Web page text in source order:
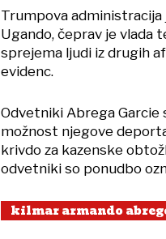
Trumpova administracija
Ugando, čeprav je vlada
sprejema ljudi iz drugih
evidenc.
Odvetniki Abrega Garcie
možnost njegove
krivdo za kazenske
odvetniki so ponudbo
kilmar armando